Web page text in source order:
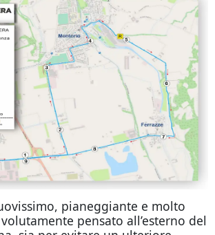
pianeggiante e molto
volutamente pensato all’esterno del